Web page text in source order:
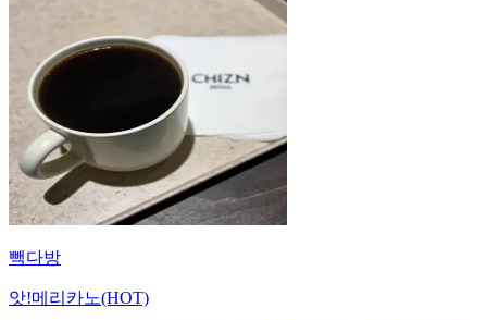
빽다방
앗!메리카노(HOT)